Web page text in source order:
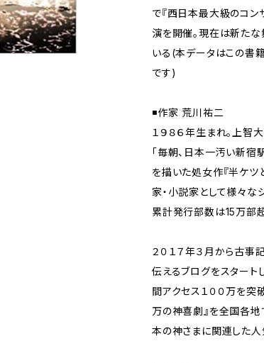
で『西日本最大級のコン
演を開催。現在は新た
いる(本データはこの書
です)
◾️作家 荒川祐二
１９８６年生まれ。上智
「毎朝、日本一汚い新
を描いた処女作『半ケツ
家・小説家として様々な
累計発行部数は15万部超
２０１７年３月から古
伝えるブログをスタート
間アクセス１００万を突
万の神喜劇』を全国各
本の神さまに関連した人